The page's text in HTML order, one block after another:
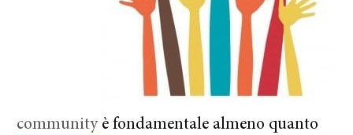
communityè fondamentale almeno quanto